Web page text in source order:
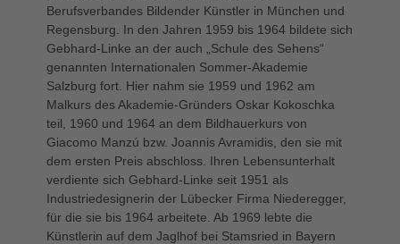
Berufsverbandes Bildender Künstler in München und
Regensburg. In den Jahren 1959 bis 1964 bildete sich
Gebhard-Linke an der auch „Schule des Sehens“
genannten Internationalen Sommer-Akademie
Salzburg fort. Hier nahm sie 1959 und 1962 am
Malkurs des Akademie-Gründers Oskar Kokoschka
teil, 1960 und 1964 an dem Bildhauerkurs von
Giacomo Manzú bzw. Joannis Avramidis, den sie mit
dem ersten Preis abschloss. Ihren Lebensunterhalt
verdiente sich Gebhard-Linke seit 1951 als
Industriedesignerin der Lübecker Firma Niederegger,
für die sie bis 1964 arbeitete. Ab 1969 lebte die
Künstlerin auf dem Jaglhof bei Stamsried in Bayern